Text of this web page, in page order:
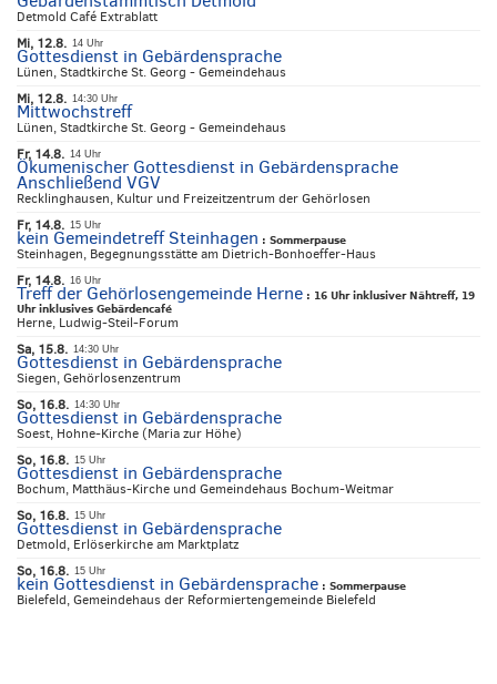
Detmold Café Extrablatt
Mi, 12.8. 14 Uhr
Gottesdienst in Gebärdensprache
Lünen, Stadtkirche St. Georg - Gemeindehaus
Mi, 12.8. 14:30 Uhr
Mittwochstreff
Lünen, Stadtkirche St. Georg - Gemeindehaus
Fr, 14.8. 14 Uhr
Ökumenischer Gottesdienst in Gebärdensprache
Anschließend VGV
Recklinghausen, Kultur und Freizeitzentrum der Gehörlosen
Fr, 14.8. 15 Uhr
kein Gemeindetreff Steinhagen : Sommerpause
Steinhagen, Begegnungsstätte am Dietrich-Bonhoeffer-Haus
Fr, 14.8. 16 Uhr
Treff der Gehörlosengemeinde Herne : 16 Uhr inklusiver Nähtreff, 19
Uhr inklusives Gebärdencafé
Herne, Ludwig-Steil-Forum
Sa, 15.8. 14:30 Uhr
Gottesdienst in Gebärdensprache
Siegen, Gehörlosenzentrum
So, 16.8. 14:30 Uhr
Gottesdienst in Gebärdensprache
Soest, Hohne-Kirche (Maria zur Höhe)
So, 16.8. 15 Uhr
Gottesdienst in Gebärdensprache
Bochum, Matthäus-Kirche und Gemeindehaus Bochum-Weitmar
So, 16.8. 15 Uhr
Gottesdienst in Gebärdensprache
Detmold, Erlöserkirche am Marktplatz
So, 16.8. 15 Uhr
kein Gottesdienst in Gebärdensprache : Sommerpause
Bielefeld, Gemeindehaus der Reformiertengemeinde Bielefeld